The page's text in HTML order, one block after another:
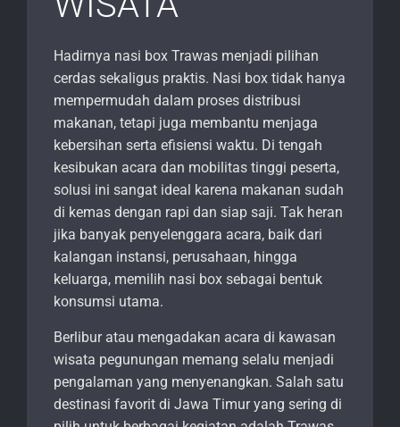
Hadirnya nasi box Trawas menjadi pilihan
cerdas sekaligus praktis. Nasi box tidak hanya
mempermudah dalam proses distribusi
makanan, tetapi juga membantu menjaga
kebersihan serta efisiensi waktu. Di tengah
kesibukan acara dan mobilitas tinggi peserta,
solusi ini sangat ideal karena makanan sudah
di kemas dengan rapi dan siap saji. Tak heran
jika banyak penyelenggara acara, baik dari
kalangan instansi, perusahaan, hingga
keluarga, memilih nasi box sebagai bentuk
konsumsi utama.
Berlibur atau mengadakan acara di kawasan
wisata pegunungan memang selalu menjadi
pengalaman yang menyenangkan. Salah satu
destinasi favorit di Jawa Timur yang sering di